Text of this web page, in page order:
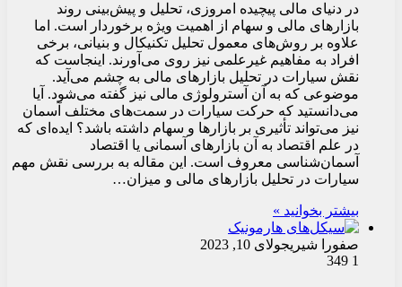
در دنیای مالی پیچیده امروزی، تحلیل و پیش‌بینی روند
بازارهای مالی و سهام از اهمیت ویژه برخوردار است. اما
علاوه بر روش‌های معمول تحلیل تکنیکال و بنیانی، برخی
افراد به مفاهیم غیرعلمی نیز روی می‌آورند. اینجاست که
نقش سیارات در تحلیل بازارهای مالی به چشم می‌آید.
موضوعی که به آن آسترولوژی مالی نیز گفته می‌شود. آیا
می‌دانستید که حرکت سیارات در سمت‌های مختلف آسمان
نیز می‌تواند تأثیری بر بازارها و سهام داشته باشد؟ ایده‌ای که
در علم اقتصاد به آن بازارهای آسمانی یا اقتصاد
آسمان‌شناسی معروف است. این مقاله به بررسی نقش مهم
سیارات در تحلیل بازارهای مالی و میزان…
بیشتر بخوانید »
صفورا شیریجولای 10, 2023
1